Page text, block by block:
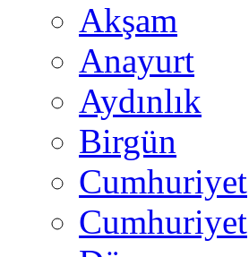
Akşam
Anayurt
Aydınlık
Birgün
Cumhuriyet
Cumhuriyet